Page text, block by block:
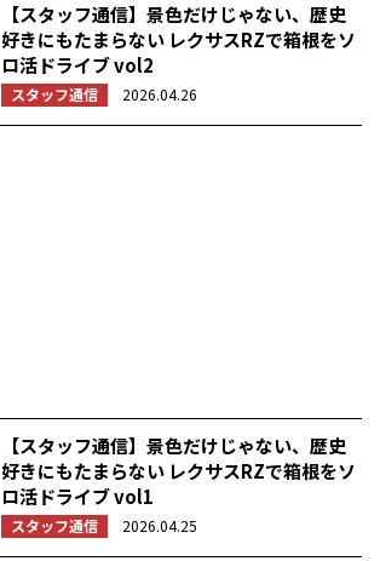
【スタッフ通信】景色だけじゃない、歴史
好きにもたまらない レクサスRZで箱根をソ
ロ活ドライブ vol2
スタッフ通信 2026.04.26
【スタッフ通信】景色だけじゃない、歴史
好きにもたまらない レクサスRZで箱根をソ
ロ活ドライブ vol1
スタッフ通信 2026.04.25